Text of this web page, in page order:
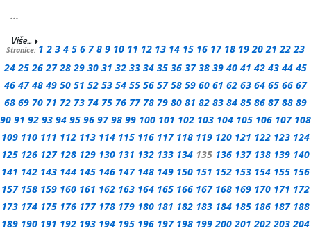
...
Više...
Stranice: 1 2 3 4 5 6 7 8 9 10 11 12 13 14 15 16 17 18 19 20 21 22 23
24 25 26 27 28 29 30 31 32 33 34 35 36 37 38 39 40 41 42 43 44 45
46 47 48 49 50 51 52 53 54 55 56 57 58 59 60 61 62 63 64 65 66 67
68 69 70 71 72 73 74 75 76 77 78 79 80 81 82 83 84 85 86 87 88 89
90 91 92 93 94 95 96 97 98 99 100 101 102 103 104 105 106 107 108
109 110 111 112 113 114 115 116 117 118 119 120 121 122 123 124
125 126 127 128 129 130 131 132 133 134 135 136 137 138 139 140
141 142 143 144 145 146 147 148 149 150 151 152 153 154 155 156
157 158 159 160 161 162 163 164 165 166 167 168 169 170 171 172
173 174 175 176 177 178 179 180 181 182 183 184 185 186 187 188
189 190 191 192 193 194 195 196 197 198 199 200 201 202 203 204